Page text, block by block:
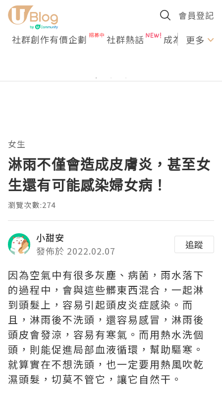
會員登記
社群創作有價企劃 社群熱話 成為U更多
女生
淋雨不僅會造成皮膚炎，甚至女
生還有可能感染婦女病！
瀏覽次數:274
小甜安
發佈於 2022.02.07
追蹤
因為空氣中有很多灰塵、病菌，雨水落下
的過程中，會與這些髒東西混合，一起淋
到頭髮上，容易引起頭皮炎症感染。而
且，淋雨後不洗頭，還容易感冒，淋雨後
頭皮會發涼，容易有寒氣。而用熱水洗個
頭，則能促進局部血液循環，幫助驅寒。
就算實在不想洗頭，也一定要用熱風吹乾
濕頭髮，切莫不管它，讓它自然干。